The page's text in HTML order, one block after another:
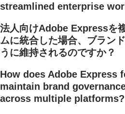
streamlined enterprise
法人向けAdobe Expressを
ムに統合した場合、ブラン
うに維持されるのですか？
How does Adobe Express
maintain brand
across multiple platforms?